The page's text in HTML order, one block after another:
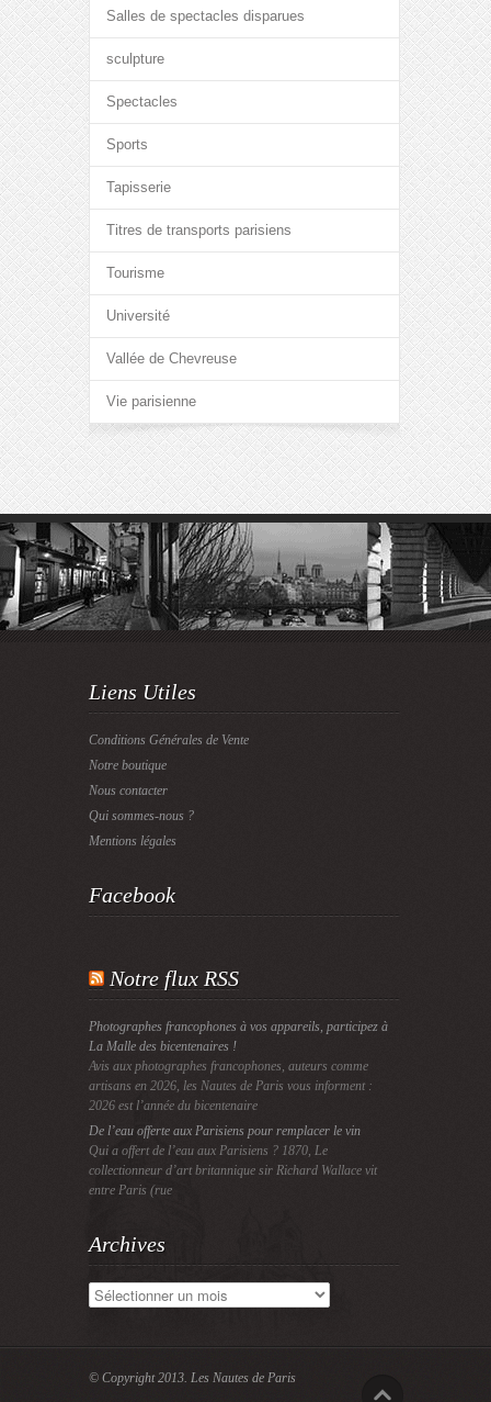
Salles de spectacles disparues
sculpture
Spectacles
Sports
Tapisserie
Titres de transports parisiens
Tourisme
Université
Vallée de Chevreuse
Vie parisienne
Liens Utiles
Conditions Générales de Vente
Notre boutique
Nous contacter
Qui sommes-nous ?
Mentions légales
Facebook
Notre flux RSS
Photographes francophones à vos appareils, participez à
La Malle des bicentenaires !
Avis aux photographes francophones, auteurs comme
artisans en 2026, les Nautes de Paris vous informent :
2026 est l’année du bicentenaire
De l’eau offerte aux Parisiens pour remplacer le vin
Qui a offert de l’eau aux Parisiens ? 1870, Le
collectionneur d’art britannique sir Richard Wallace vit
entre Paris (rue
Archives
Archives
© Copyright 2013. Les Nautes de Paris